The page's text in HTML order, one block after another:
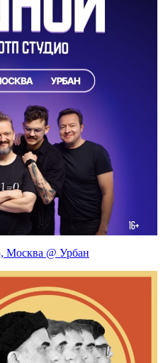
Москва @ Урбан